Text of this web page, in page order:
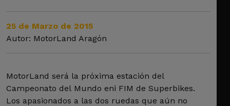
25 de Marzo de 2015
Autor: MotorLand Aragón
MotorLand será la próxima estación del
Campeonato del Mundo eni FIM de Superbikes.
Los apasionados a las dos ruedas que aún no